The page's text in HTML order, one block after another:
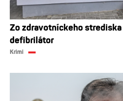
Zo zdravotníckeho
defibrilátor
Krimi